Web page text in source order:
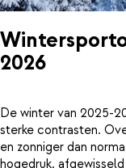
2026
De winter van 2025-
sterke contrasten.
en zonniger dan
hogedruk,